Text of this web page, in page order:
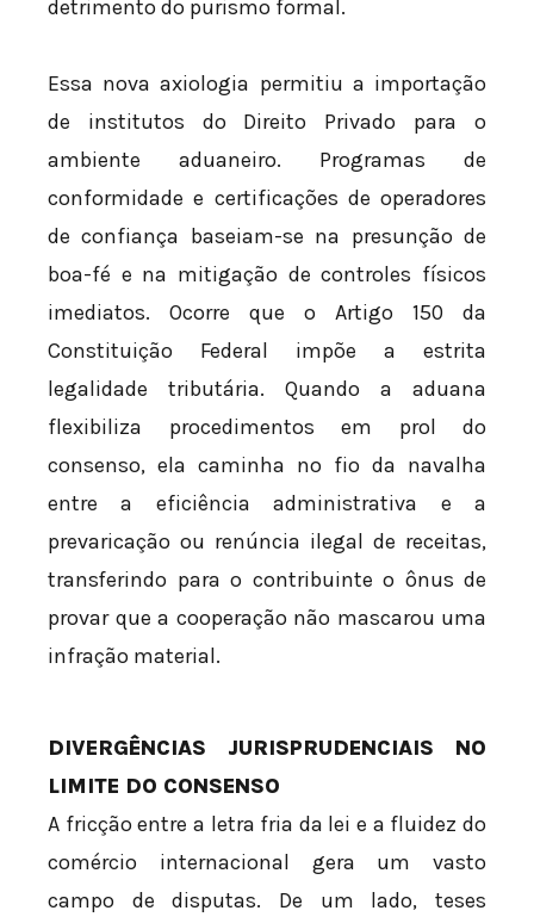
detrimento do purismo formal.
Essa nova axiologia permitiu a importação
de institutos do Direito Privado para o
ambiente aduaneiro. Programas de
conformidade e certificações de operadores
de confiança baseiam-se na presunção de
boa-fé e na mitigação de controles físicos
imediatos. Ocorre que o Artigo 150 da
Constituição Federal impõe a estrita
legalidade tributária. Quando a aduana
flexibiliza procedimentos em prol do
consenso, ela caminha no fio da navalha
entre a eficiência administrativa e a
prevaricação ou renúncia ilegal de receitas,
transferindo para o contribuinte o ônus de
provar que a cooperação não mascarou uma
infração material.
DIVERGÊNCIAS JURISPRUDENCIAIS NO
LIMITE DO CONSENSO
A fricção entre a letra fria da lei e a fluidez do
comércio internacional gera um vasto
campo de disputas. De um lado, teses